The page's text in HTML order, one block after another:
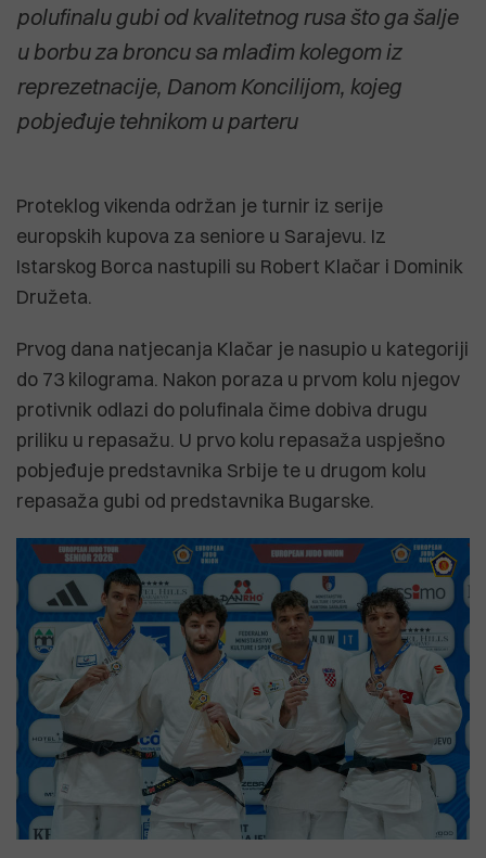
polufinalu gubi od kvalitetnog rusa što ga šalje
u borbu za broncu sa mlađim kolegom iz
reprezetnacije, Danom Koncilijom, kojeg
pobjeđuje tehnikom u parteru
Proteklog vikenda održan je turnir iz serije
europskih kupova za seniore u Sarajevu. Iz
Istarskog Borca nastupili su Robert Klačar i Dominik
Družeta.
Prvog dana natjecanja Klačar je nasupio u kategoriji
do 73 kilograma. Nakon poraza u prvom kolu njegov
protivnik odlazi do polufinala čime dobiva drugu
priliku u repasažu. U prvo kolu repasaža uspješno
pobjeđuje predstavnika Srbije te u drugom kolu
repasaža gubi od predstavnika Bugarske.